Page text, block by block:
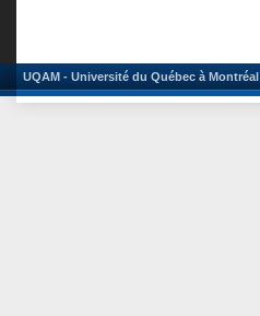
UQAM - Université du Québec à Montréal